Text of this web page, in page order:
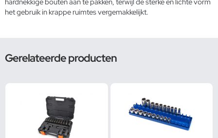
het gebruik in krappe ruimtes vergemakkelijkt.
Gerelateerde producten